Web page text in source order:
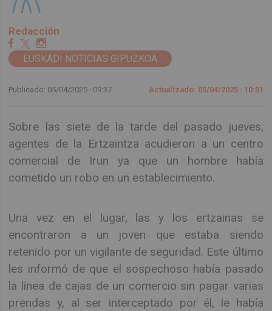
Redacción
EUSKADI NOTICIAS GIPUZKOA
Publicado: 05/04/2025 · 09:37 Actualizado: 05/04/2025 · 10:51
Sobre las siete de la tarde del pasado jueves,
agentes de la Ertzaintza acudieron a un centro
comercial de Irun ya que un hombre había
cometido un robo en un establecimiento.
Una vez en el lugar, las y los ertzainas se
encontraron a un joven que estaba siendo
retenido por un vigilante de seguridad. Este último
les informó de que el sospechoso había pasado
la línea de cajas de un comercio sin pagar varias
prendas y, al ser interceptado por él, le había